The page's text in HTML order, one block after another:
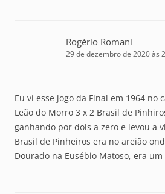
Rogério Romani
29 de dezembro de 2020 às
Eu ví esse jogo da Final em 1964 no
Leão do Morro 3 x 2 Brasil de
ganhando por dois a zero e levou a
Brasil de Pinheiros era no areião
Dourado na Eusébio Matoso, era